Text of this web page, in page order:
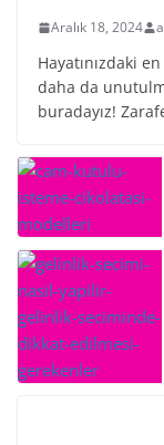
Aralık 18, 2024
Hayatınızdaki
daha da
buradayız!